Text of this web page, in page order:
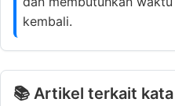
kembali.
📚 Artikel terkait